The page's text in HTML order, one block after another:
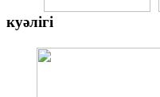
куәлігі